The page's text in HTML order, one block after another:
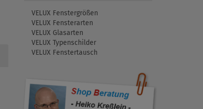
VELUX Fenstergrößen
VELUX Fensterarten
VELUX Glasarten
VELUX Typenschilder
VELUX Fenstertausch